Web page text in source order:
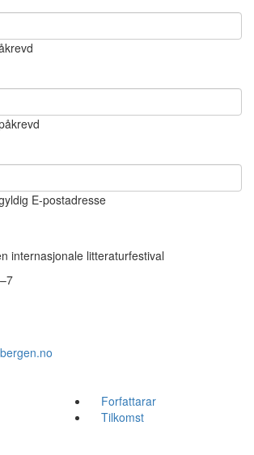
E-postadresse
internasjonale litteraturfestival
Forfattarar
Tilkomst